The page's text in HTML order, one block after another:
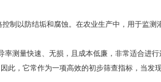
以防结垢和腐蚀。在农业生产中，用于监测
量快速、无损，且成本低廉，非常适合进行
，它常作为一项高效的初步筛查指标，当发